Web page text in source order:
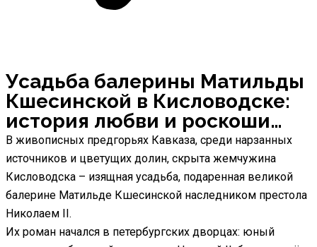
Усадьба балерины Матильды
Кшесинской в Кисловодске:
история любви и роскоши…
В живописных предгорьях Кавказа, среди нарзанных
источников и цветущих долин, скрыта жемчужина
Кисловодска – изящная усадьба, подаренная великой
балерине Матильде Кшесинской наследником престола
Николаем II.
Их роман начался в петербургских дворцах: юный